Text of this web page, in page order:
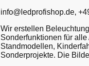
info@ledprofishop.de,
Wir erstellen
Sonderfunktionen für
Standmodellen,
Sonderprojekte. Die